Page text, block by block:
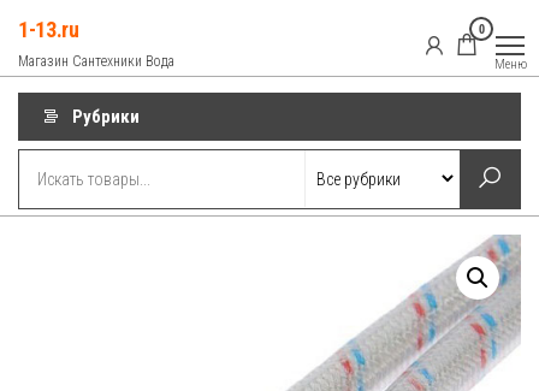
содержимому
1-13.ru
Магазин Сантехники Вода
0
Меню
Рубрики